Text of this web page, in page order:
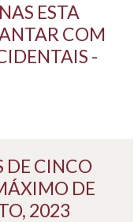
ESTA
COM
-
DE CINCO
DE
2023